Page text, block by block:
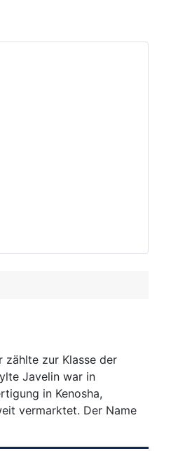
zählte zur Klasse der
Javelin war in
in Kenosha,
vermarktet. Der Name